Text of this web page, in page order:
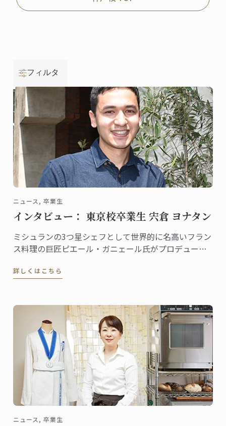
フィルタ
ニュース, 卒業生
インタビュー： 東京校卒業生 宍倉 ヨナタン
ミシュランの3つ星シェフとして世界的に名高いフラン
ス料理の巨匠ピエール・ガニェール氏がプロデュース
ターコンチネンタルホテル東京にある同レストランに
詳しくはこちら
ニュース, 卒業生